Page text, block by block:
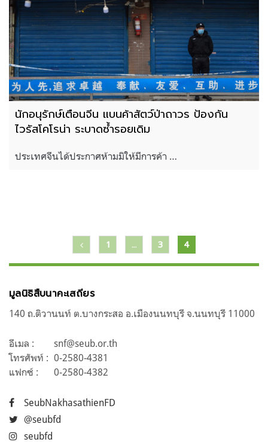
นักอนุรักษ์เตือนจีน แบนค้าสัตว์ป่าถาวร ป้องกัน
ไวรัสโคโรน่า ระบาดซ้ำรอยเดิม
ประเทศจีนได้ประกาศห้ามมิให้มีการค้า …
เรื่อง
1 … 3 4
มูลนิธิสืบนาคะเสถียร
140 ถ.ติวานนท์ ต.บางกระสอ อ.เมืองนนทบุรี จ.นนทบุรี 11000
อีเมล :
snf@seub.or.th
โทรศัพท์ : 0-2580-4381
แฟกซ์ :
0-2580-4382
SeubNakhasathienFD
@seubfd
seubfd